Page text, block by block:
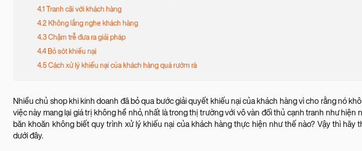
4.1 Tranh cãi với khách hàng
4.2 Không lắng nghe khách hàng
4.3 Chậm trễ đưa ra giải pháp
4.4 Bỏ sót khiếu nại
4.5 Cách xử lý khiếu nại của khách hàng quá rườm rà
Nhiều chủ shop khi kinh doanh đã bỏ qua bước giải quyết khiếu nại của khách hàng vì cho rằng nó
việc này mang lại giá trị không hề nhỏ, nhất là trong thị trường với vô vàn đối thủ cạnh tranh như hiện
băn khoăn không biết quy trình xử lý khiếu nại của khách hàng thực hiện như thế nào? Vậy thì hãy
dưới đây.